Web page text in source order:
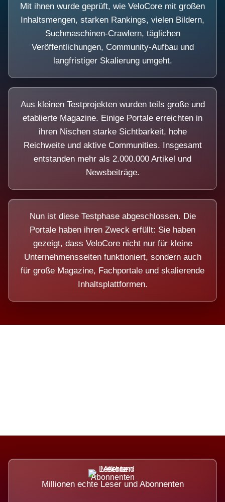
Mit ihnen wurde geprüft, wie VeloCore mit großen
Inhaltsmengen, starken Rankings, vielen Bildern,
Suchmaschinen-Crawlern, täglichen
Veröffentlichungen, Community-Aufbau und
langfristiger Skalierung umgeht.
Aus kleinen Testprojekten wurden teils große und
etablierte Magazine. Einige Portale erreichten in
ihren Nischen starke Sichtbarkeit, hohe
Reichweite und aktive Communities. Insgesamt
entstanden mehr als 2.000.000 Artikel und
Newsbeiträge.
Nun ist diese Testphase abgeschlossen. Die
Portale haben ihren Zweck erfüllt: Sie haben
gezeigt, dass VeloCore nicht nur für kleine
Unternehmensseiten funktioniert, sondern auch
für große Magazine, Fachportale und skalierende
Inhaltsplattformen.
Millionen echte Leser und Abonnenten